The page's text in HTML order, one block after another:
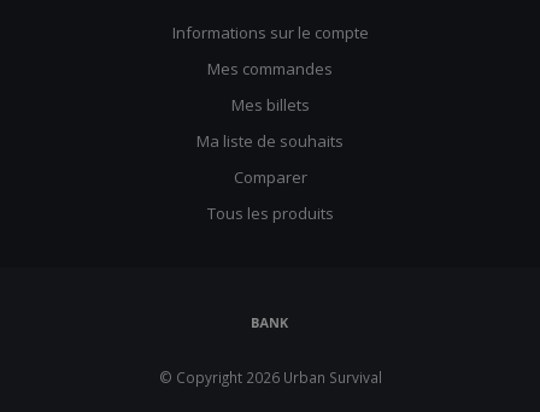
Informations sur le compte
Mes commandes
Mes billets
Ma liste de souhaits
Comparer
Tous les produits
© Copyright 2026 Urban Survival